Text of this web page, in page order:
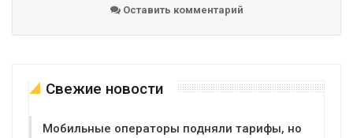
Оставить комментарий
Свежие новости
Мобильные операторы подняли тарифы, но